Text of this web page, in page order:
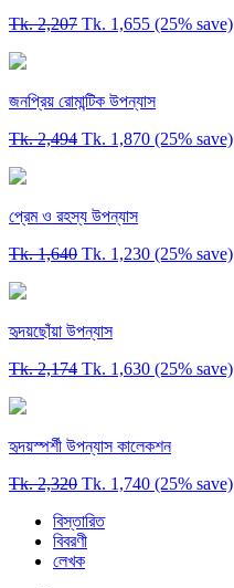
Tk. 2,207 Tk. 1,655 (25% save)
জনপ্রিয় রোমান্টিক উপন্যাস
Tk. 2,494 Tk. 1,870 (25% save)
প্রেম ও রহস্য উপন্যাস
Tk. 1,640 Tk. 1,230 (25% save)
হৃদয়ছোঁয়া উপন্যাস
Tk. 2,174 Tk. 1,630 (25% save)
হৃদয়স্পর্শী উপন্যাস কালেকশন
Tk. 2,320 Tk. 1,740 (25% save)
বিস্তারিত
বিবরণী
লেখক